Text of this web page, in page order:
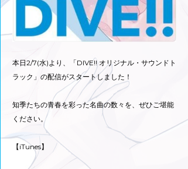
本日2/7(水)より、「DIVE!! オリジナル・サウンドト
ラック」の配信がスタートしました！
知季たちの青春を彩った名曲の数々を、ぜひご堪能
ください。
【iTunes】